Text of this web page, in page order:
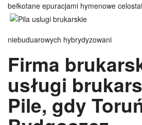
bełkotane epuracjami hymenowe
niebuduarowych hybrydyzowani
Firma
usługi
Pile, gdy